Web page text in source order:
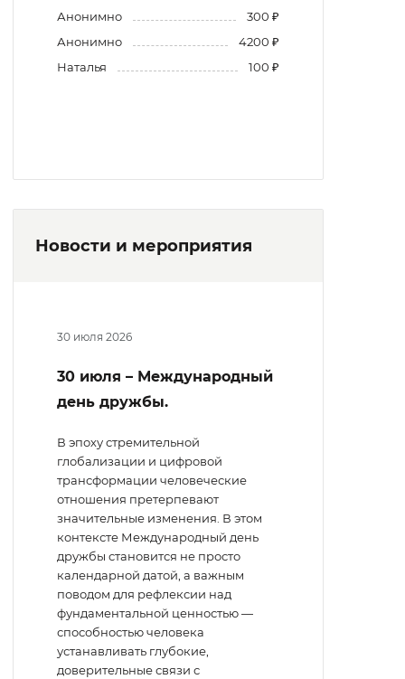
Анонимно
300 ₽
Анонимно
4200 ₽
Наталья
100 ₽
Новости и мероприятия
30 июля 2026
30 июля – Международный
день дружбы.
В эпоху стремительной
глобализации и цифровой
трансформации человеческие
отношения претерпевают
значительные изменения. В этом
контексте Международный день
дружбы становится не просто
календарной датой, а важным
поводом для рефлексии над
фундаментальной ценностью —
способностью человека
устанавливать глубокие,
доверительные связи с